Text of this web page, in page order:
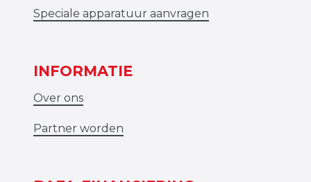
Speciale apparatuur aanvragen
INFORMATIE
Over ons
Partner worden